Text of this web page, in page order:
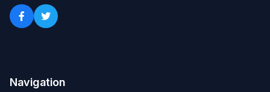
Navigation